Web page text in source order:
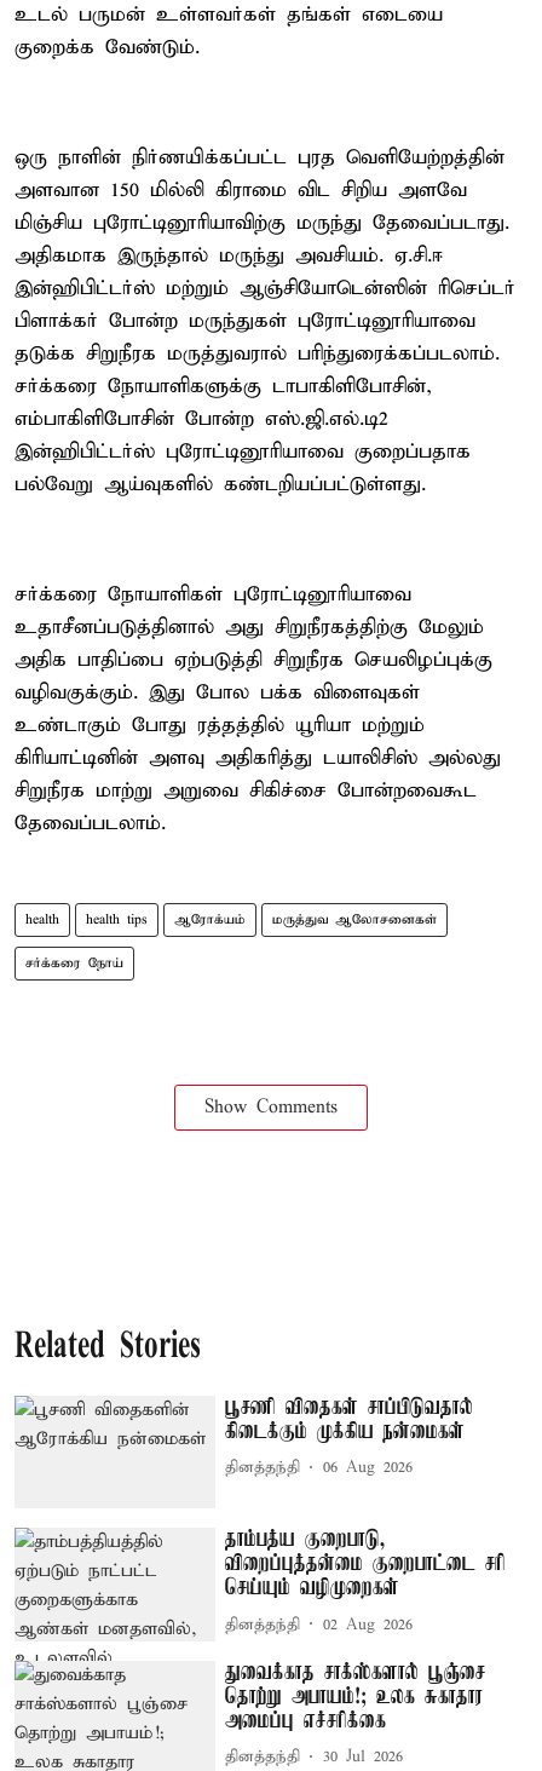
உடல் பருமன் உள்ளவர்கள் தங்கள் எடையை
குறைக்க வேண்டும்.
ஒரு நாளின் நிர்ணயிக்கப்பட்ட புரத வெளியேற்றத்தின்
அளவான 150 மில்லி கிராமை விட சிறிய அளவே
மிஞ்சிய புரோட்டினூரியாவிற்கு மருந்து தேவைப்படாது.
அதிகமாக இருந்தால் மருந்து அவசியம். ஏ.சி.ஈ
இன்ஹிபிட்டர்ஸ் மற்றும் ஆஞ்சியோடென்ஸின் ரிசெப்டர்
பிளாக்கர் போன்ற மருந்துகள் புரோட்டினூரியாவை
தடுக்க சிறுநீரக மருத்துவரால் பரிந்துரைக்கப்படலாம்.
சர்க்கரை நோயாளிகளுக்கு டாபாகிளிபோசின்,
எம்பாகிளிபோசின் போன்ற எஸ்.ஜி.எல்.டி2
இன்ஹிபிட்டர்ஸ் புரோட்டினூரியாவை குறைப்பதாக
பல்வேறு ஆய்வுகளில் கண்டறியப்பட்டுள்ளது.
சர்க்கரை நோயாளிகள் புரோட்டினூரியாவை
உதாசீனப்படுத்தினால் அது சிறுநீரகத்திற்கு மேலும்
அதிக பாதிப்பை ஏற்படுத்தி சிறுநீரக செயலிழப்புக்கு
வழிவகுக்கும். இது போல பக்க விளைவுகள்
உண்டாகும் போது ரத்தத்தில் யூரியா மற்றும்
கிரியாட்டினின் அளவு அதிகரித்து டயாலிசிஸ் அல்லது
சிறுநீரக மாற்று அறுவை சிகிச்சை போன்றவைகூட
தேவைப்படலாம்.
health health tips ஆரோக்யம் மருத்துவ ஆலோசனைகள்
சர்க்கரை நோய்
Show Comments
Related Stories
பூசணி விதைகள் சாப்பிடுவதால்
கிடைக்கும் முக்கிய நன்மைகள்
தினத்தந்தி 06 Aug 2026
தாம்பத்ய குறைபாடு,
விறைப்புத்தன்மை குறைபாட்டை சரி
செய்யும் வழிமுறைகள்
தினத்தந்தி 02 Aug 2026
துவைக்காத சாக்ஸ்களால் பூஞ்சை
தொற்று அபாயம்!; உலக சுகாதார
அமைப்பு எச்சரிக்கை
தினத்தந்தி 30 Jul 2026